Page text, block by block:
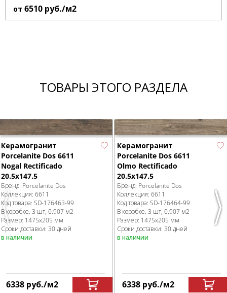
от 6510 руб./м2
ТОВАРЫ ЭТОГО РАЗДЕЛА
Previous
Керамогранит
Porcelanite Dos 6611
Nogal Rectificado
20.5x147.5
Бренд: Porcelanite Dos
Коллекция: 6611
Код товара: SD-176463-99
В коробке: 3 шт, 0.907 м2
Размер: 1475x205 мм
Сроки доставки: 30 дней
в наличии
6338 руб./м2
Керамогранит
Porcelanite Dos 6611
Olmo Rectificado
20.5x147.5
Бренд: Porcelanite Dos
Коллекция: 6611
Код товара: SD-176464-99
В коробке: 3 шт, 0.907 м2
Размер: 1475x205 мм
Сроки доставки: 30 дней
в наличии
6338 руб./м2